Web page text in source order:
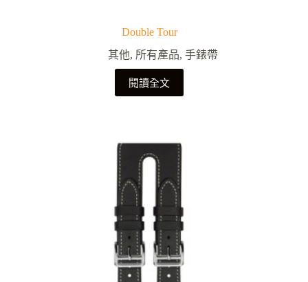
Double Tour
其他, 所有產品,手錶帶
閱讀全文